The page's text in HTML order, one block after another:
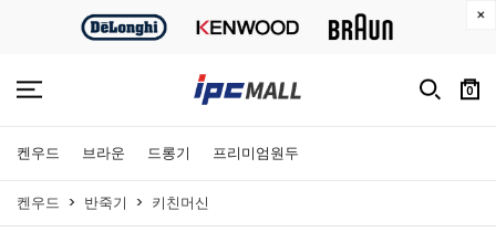
0
켄우드 브라운 드롱기 프리미엄원두
켄우드 반죽기 키친머신